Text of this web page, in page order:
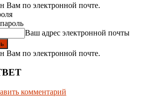
Вам по электронной почте.
Ваш адрес электронной почты
Вам по электронной почте.
комментарий